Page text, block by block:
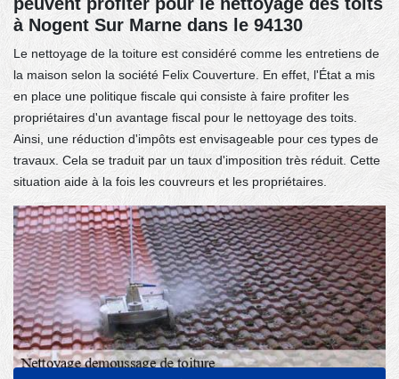
à Nogent Sur Marne dans le 94130
Le nettoyage de la toiture est considéré comme les entretiens de
la maison selon la société Felix Couverture. En effet, l'État a mis
en place une politique fiscale qui consiste à faire profiter les
propriétaires d'un avantage fiscal pour le nettoyage des toits.
Ainsi, une réduction d'impôts est envisageable pour ces types de
travaux. Cela se traduit par un taux d'imposition très réduit. Cette
situation aide à la fois les couvreurs et les propriétaires.